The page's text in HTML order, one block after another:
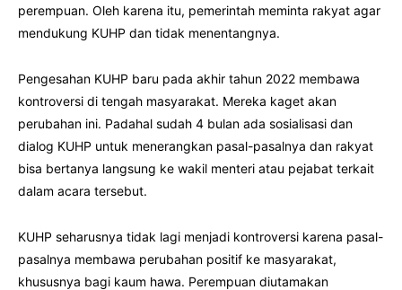
perempuan. Oleh karena itu, pemerintah meminta rakyat agar
mendukung KUHP dan tidak menentangnya.
Pengesahan KUHP baru pada akhir tahun 2022 membawa
kontroversi di tengah masyarakat. Mereka kaget akan
perubahan ini. Padahal sudah 4 bulan ada sosialisasi dan
dialog KUHP untuk menerangkan pasal-pasalnya dan rakyat
bisa bertanya langsung ke wakil menteri atau pejabat terkait
dalam acara tersebut.
KUHP seharusnya tidak lagi menjadi kontroversi karena pasal-
pasalnya membawa perubahan positif ke masyarakat,
khususnya bagi kaum hawa. Perempuan diutamakan